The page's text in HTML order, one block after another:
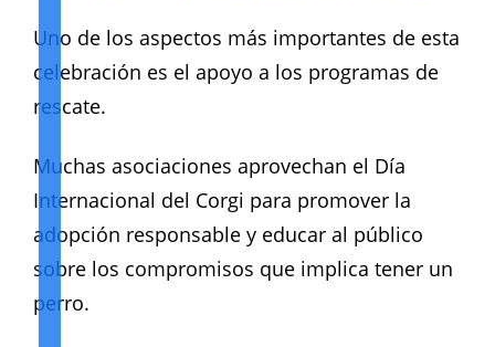
Uno de los aspectos más importantes de esta
celebración es el apoyo a los programas de
rescate.
Muchas asociaciones aprovechan el Día
Internacional del Corgi para promover la
adopción responsable y educar al público
sobre los compromisos que implica tener un
perro.